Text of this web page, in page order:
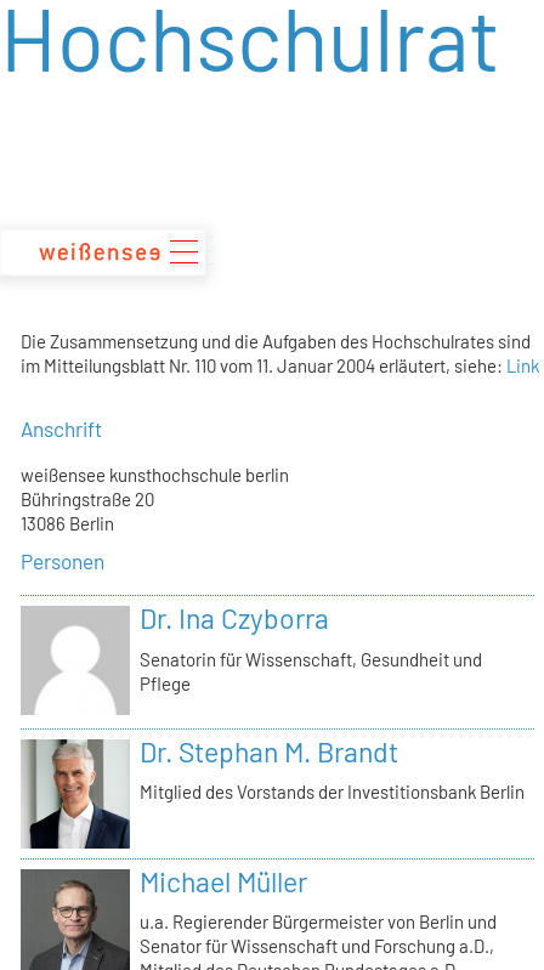
zum
Inhalt
Hochschulrat
Die Zusammensetzung und die Aufgaben des Hochschulrates sind
im Mitteilungsblatt Nr. 110 vom 11. Januar 2004 erläutert, siehe: Link
Anschrift
weißensee kunsthochschule berlin
Bühringstraße 20
13086 Berlin
Personen
Dr. Ina Czyborra
Senatorin für Wissenschaft, Gesundheit und
Pflege
Dr. Stephan M. Brandt
Mitglied des Vorstands der Investitionsbank Berlin
Michael Müller
u.a. Regierender Bürgermeister von Berlin und
Senator für Wissenschaft und Forschung a.D.,